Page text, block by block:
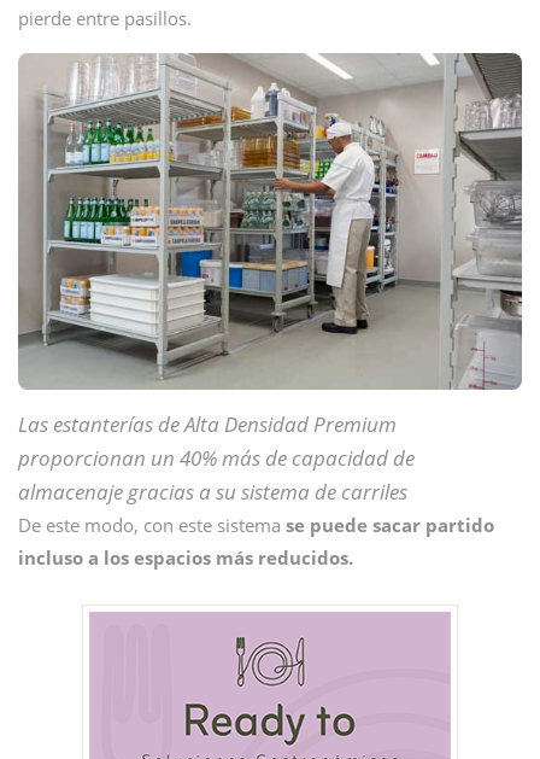
pierde entre pasillos.
Las estanterías de Alta Densidad Premium
proporcionan un 40% más de capacidad de
almacenaje gracias a su sistema de carriles
De este modo, con este sistema se puede sacar partido
incluso a los espacios más reducidos.